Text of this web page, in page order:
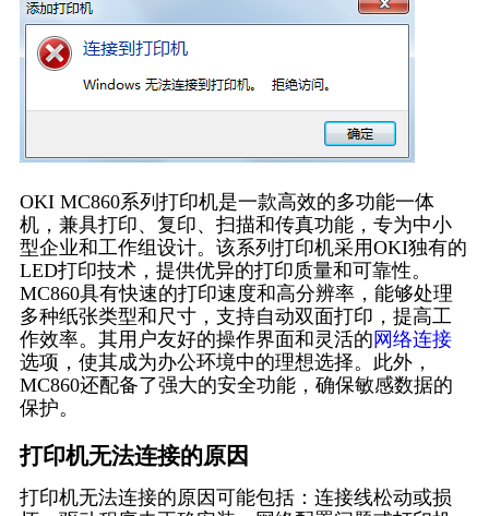
OKI MC860系列打印机是一款高效的多功能一体
机，兼具打印、复印、扫描和传真功能，专为中小
型企业和工作组设计。该系列打印机采用OKI独有的
LED打印技术，提供优异的打印质量和可靠性。
MC860具有快速的打印速度和高分辨率，能够处理
多种纸张类型和尺寸，支持自动双面打印，提高工
作效率。其用户友好的操作界面和灵活的 网络连接
选项，使其成为办公环境中的理想选择。此外，
MC860还配备了强大的安全功能，确保敏感数据的
保护。
打印机无法连接的原因
打印机无法连接的原因可能包括：连接线松动或损